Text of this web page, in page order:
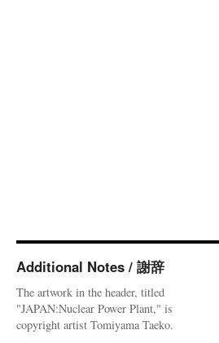
Additional Notes / 謝辞
The artwork in the header, titled
"JAPAN:Nuclear Power Plant," is
copyright artist Tomiyama Taeko.